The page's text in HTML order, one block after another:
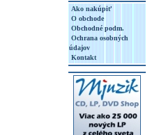
Ako nakúpiť
O obchode
Obchodné podm.
Ochrana osobných
údajov
Kontakt